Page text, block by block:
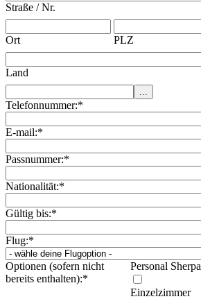
Straße / Nr.
Ort PLZ
Land
Telefonnummer:*
E-mail:*
Passnummer:*
Nationalität:*
Gültig bis:*
Flug:*
Optionen (sofern nicht
bereits enthalten):*
Personal Sherpa
Einzelzimmer